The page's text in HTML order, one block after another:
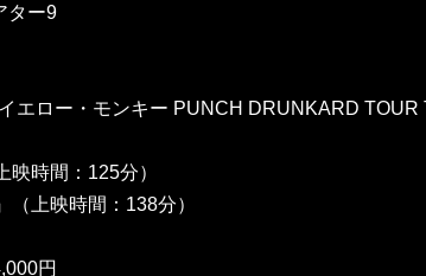
ター9
エロー・モンキー PUNCH DRUNKARD TOUR
映時間：125分）
（上映時間：138分）
円